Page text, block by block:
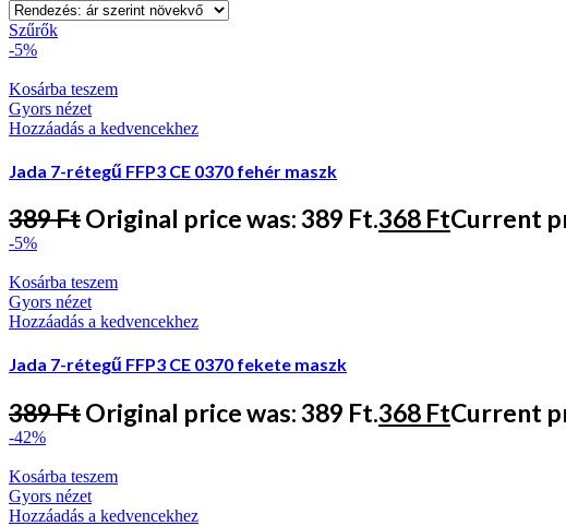
Szűrők
-5%
Kosárba teszem
Gyors nézet
Hozzáadás a kedvencekhez
Jada 7-rétegű FFP3 CE 0370 fehér maszk
389FtOriginal price was: 389 Ft.368 FtCurrent
-5%
Kosárba teszem
Gyors nézet
Hozzáadás a kedvencekhez
Jada 7-rétegű FFP3 CE 0370 fekete maszk
389FtOriginal price was: 389 Ft.368 FtCurrent
-42%
Kosárba teszem
Gyors nézet
Hozzáadás a kedvencekhez